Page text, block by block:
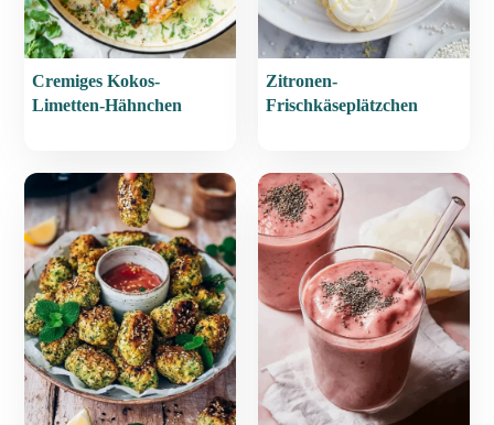
Cremiges Kokos-
Limetten-Hähnchen
Zitronen-
Frischkäseplätzchen